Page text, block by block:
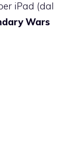
iPad (dal
Wars